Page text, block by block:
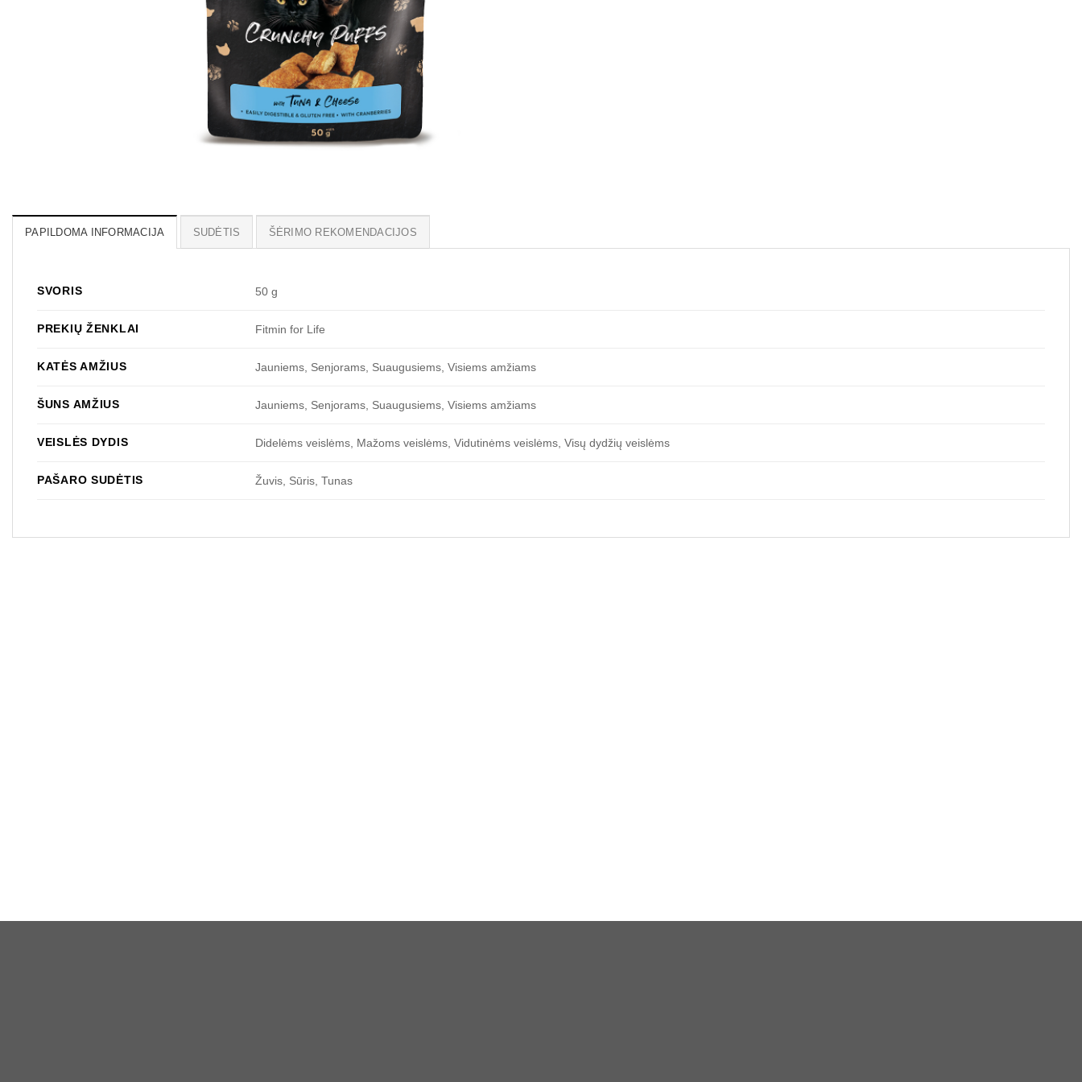
PAPILDOMA INFORMACIJA SUDĖTIS ŠĖRIMO REKOMENDACIJOS
SVORIS 50 g
PREKIŲ ŽENKLAI Fitmin for Life
KATĖS AMŽIUS Jauniems, Senjorams, Suaugusiems, Visiems amžiams
ŠUNS AMŽIUS Jauniems, Senjorams, Suaugusiems, Visiems amžiams
VEISLĖS DYDIS Didelėms veislėms, Mažoms veislėms, Vidutinėms veislėms, Visų dydžių veislėms
PAŠARO SUDĖTIS Žuvis, Sūris, Tunas